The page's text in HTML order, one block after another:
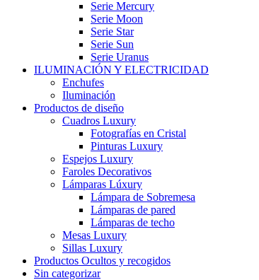
Serie Mercury
Serie Moon
Serie Star
Serie Sun
Serie Uranus
ILUMINACIÓN Y ELECTRICIDAD
Enchufes
Iluminación
Productos de diseño
Cuadros Luxury
Fotografías en Cristal
Pinturas Luxury
Espejos Luxury
Faroles Decorativos
Lámparas Lúxury
Lámpara de Sobremesa
Lámparas de pared
Lámparas de techo
Mesas Luxury
Sillas Luxury
Productos Ocultos y recogidos
Sin categorizar